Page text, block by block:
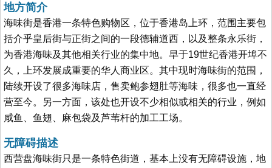
地方简介
海味街是香港一条特色购物区，位于香港岛上环，范围主要包
括介乎皇后街与正街之间的一段德辅道西，以及整条永乐街，
为香港海味及其他相关行业的集中地。早于19世纪香港开埠不
久，上环发展成重要的华人商业区。其中现时海味街的范围，
陆续开设了很多海味店，售卖鲍参翅肚等海味，很多也一直经
营至今。另一方面，该处也开设不少相似或相关的行业，例如
咸鱼、鱼翅、麻包袋及芦苇杆的加工工场。
无障碍描述
西营盘海味街只是一条特色街道，基本上没有无障碍设施，地